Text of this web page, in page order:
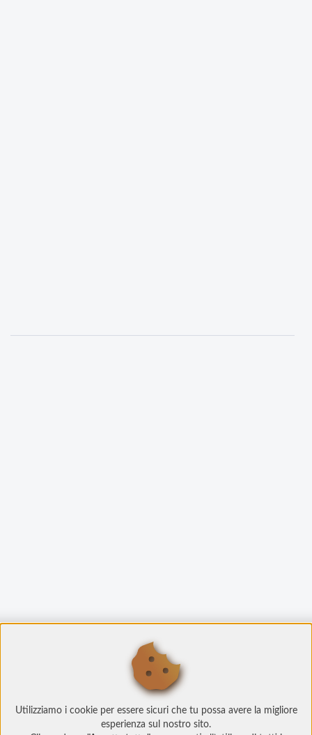
Utilizziamo i cookie per essere sicuri che tu possa avere la migliore
esperienza sul nostro sito.